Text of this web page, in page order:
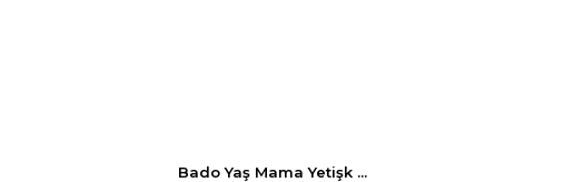
Bado Yaş Mama Yetişk ...